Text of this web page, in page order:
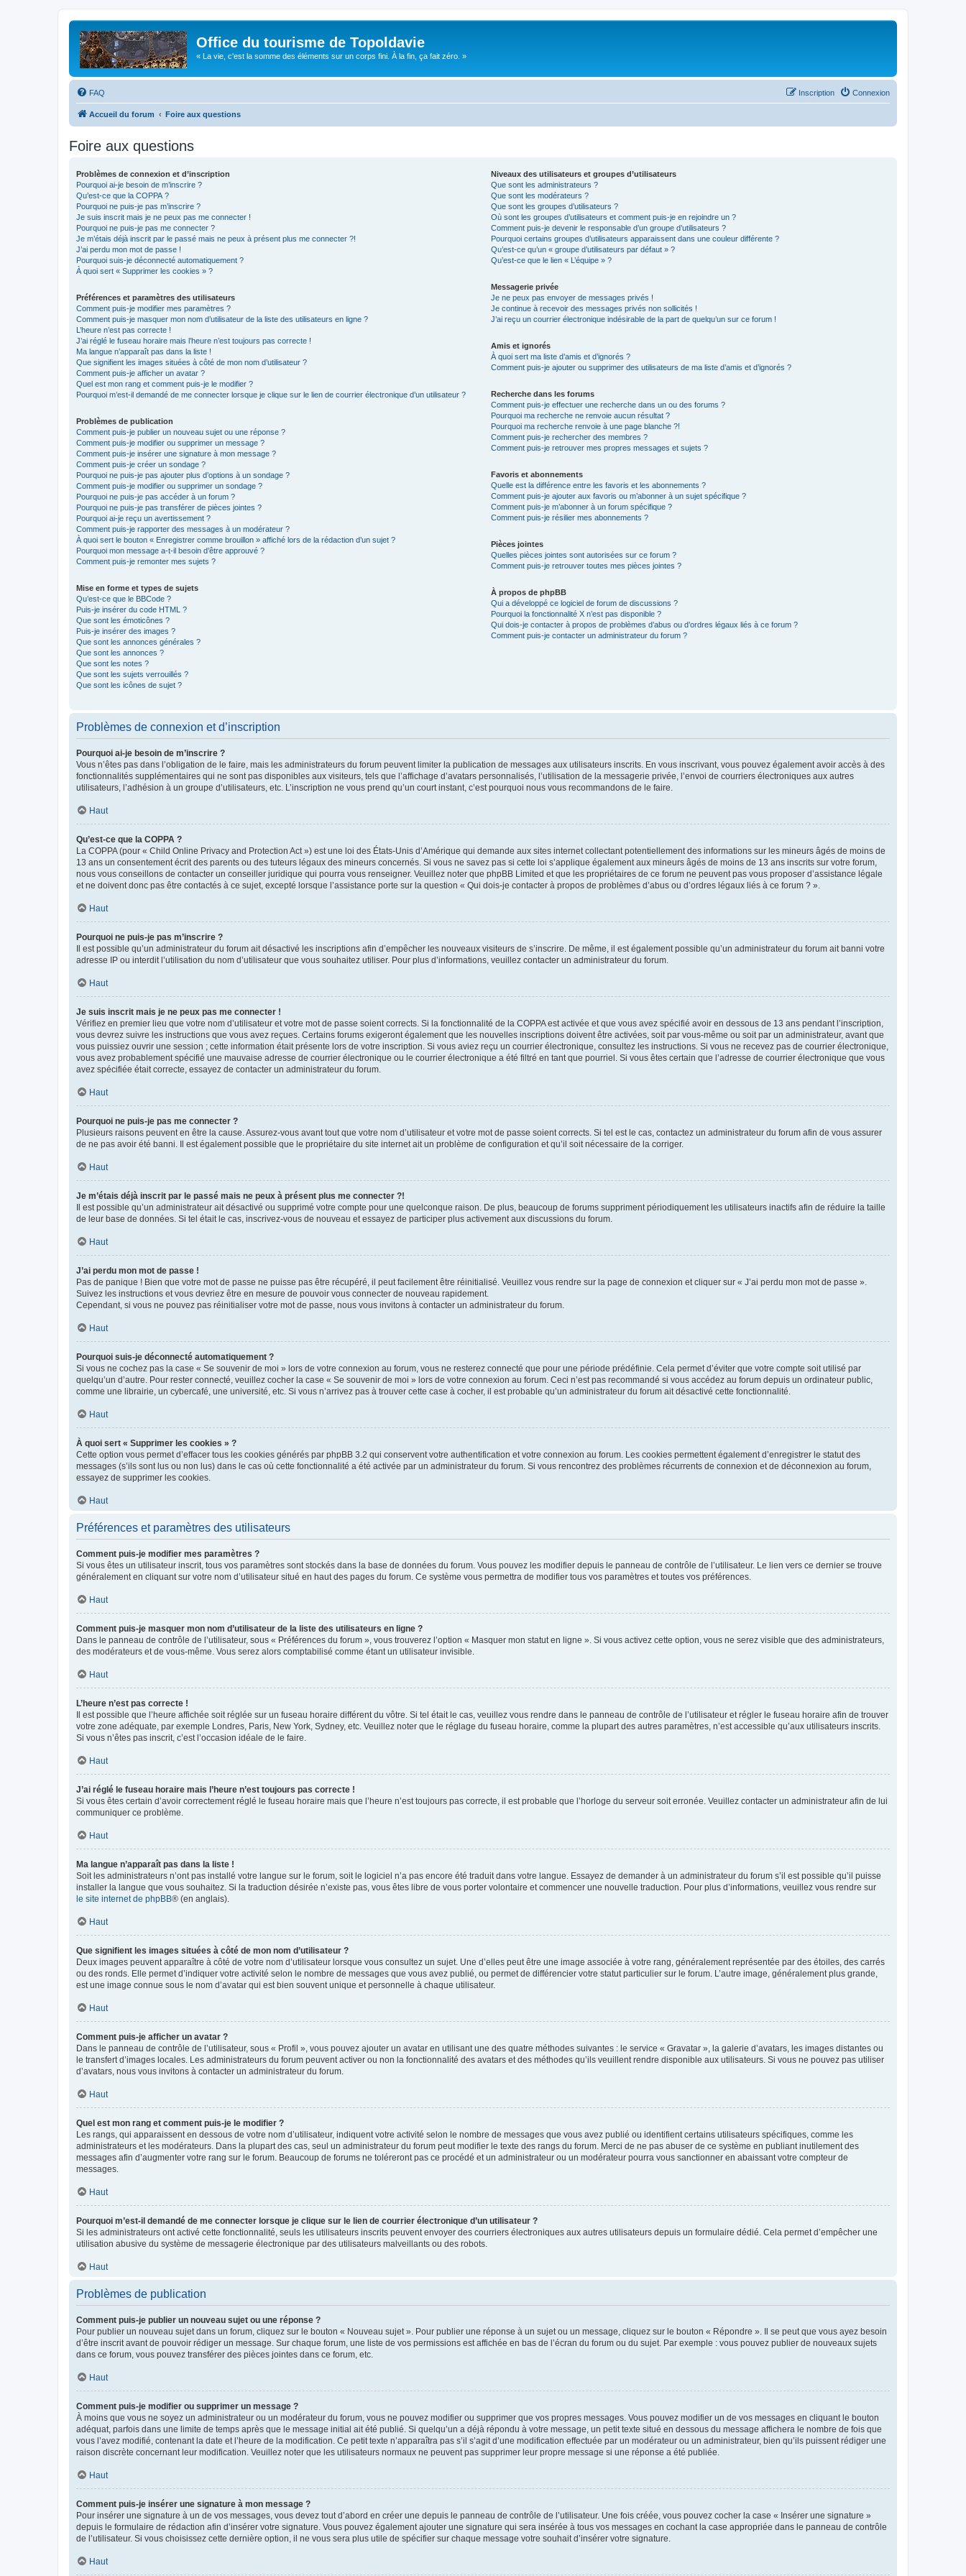
Office du tourisme de Topoldavie
« La vie, c'est la somme des éléments sur un corps fini. À la fin, ça fait zéro. »
FAQ Connexion
Inscription
Accueil du forum Foire aux questions
Foire aux questions
Problèmes de connexion et d’inscription
Pourquoi ai-je besoin de m’inscrire ?
Qu’est-ce que la COPPA ?
Pourquoi ne puis-je pas m’inscrire ?
Je suis inscrit mais je ne peux pas me connecter !
Pourquoi ne puis-je pas me connecter ?
Je m’étais déjà inscrit par le passé mais ne peux à présent plus me connecter ?!
J’ai perdu mon mot de passe !
Pourquoi suis-je déconnecté automatiquement ?
À quoi sert « Supprimer les cookies » ?
Préférences et paramètres des utilisateurs
Comment puis-je modifier mes paramètres ?
Comment puis-je masquer mon nom d’utilisateur de la liste des utilisateurs en ligne ?
L’heure n’est pas correcte !
J’ai réglé le fuseau horaire mais l’heure n’est toujours pas correcte !
Ma langue n’apparaît pas dans la liste !
Que signifient les images situées à côté de mon nom d’utilisateur ?
Comment puis-je afficher un avatar ?
Quel est mon rang et comment puis-je le modifier ?
Pourquoi m’est-il demandé de me connecter lorsque je clique sur le lien de courrier électronique d’un utilisateur ?
Problèmes de publication
Comment puis-je publier un nouveau sujet ou une réponse ?
Comment puis-je modifier ou supprimer un message ?
Comment puis-je insérer une signature à mon message ?
Comment puis-je créer un sondage ?
Pourquoi ne puis-je pas ajouter plus d’options à un sondage ?
Comment puis-je modifier ou supprimer un sondage ?
Pourquoi ne puis-je pas accéder à un forum ?
Pourquoi ne puis-je pas transférer de pièces jointes ?
Pourquoi ai-je reçu un avertissement ?
Comment puis-je rapporter des messages à un modérateur ?
À quoi sert le bouton « Enregistrer comme brouillon » affiché lors de la rédaction d’un sujet ?
Pourquoi mon message a-t-il besoin d’être approuvé ?
Comment puis-je remonter mes sujets ?
Mise en forme et types de sujets
Qu’est-ce que le BBCode ?
Puis-je insérer du code HTML ?
Que sont les émoticônes ?
Puis-je insérer des images ?
Que sont les annonces générales ?
Que sont les annonces ?
Que sont les notes ?
Que sont les sujets verrouillés ?
Que sont les icônes de sujet ?
Niveaux des utilisateurs et groupes d’utilisateurs
Que sont les administrateurs ?
Que sont les modérateurs ?
Que sont les groupes d’utilisateurs ?
Où sont les groupes d’utilisateurs et comment puis-je en rejoindre un ?
Comment puis-je devenir le responsable d’un groupe d’utilisateurs ?
Pourquoi certains groupes d’utilisateurs apparaissent dans une couleur différente ?
Qu’est-ce qu’un « groupe d’utilisateurs par défaut » ?
Qu’est-ce que le lien « L’équipe » ?
Messagerie privée
Je ne peux pas envoyer de messages privés !
Je continue à recevoir des messages privés non sollicités !
J’ai reçu un courrier électronique indésirable de la part de quelqu’un sur ce forum !
Amis et ignorés
À quoi sert ma liste d’amis et d’ignorés ?
Comment puis-je ajouter ou supprimer des utilisateurs de ma liste d’amis et d’ignorés ?
Recherche dans les forums
Comment puis-je effectuer une recherche dans un ou des forums ?
Pourquoi ma recherche ne renvoie aucun résultat ?
Pourquoi ma recherche renvoie à une page blanche ?!
Comment puis-je rechercher des membres ?
Comment puis-je retrouver mes propres messages et sujets ?
Favoris et abonnements
Quelle est la différence entre les favoris et les abonnements ?
Comment puis-je ajouter aux favoris ou m’abonner à un sujet spécifique ?
Comment puis-je m’abonner à un forum spécifique ?
Comment puis-je résilier mes abonnements ?
Pièces jointes
Quelles pièces jointes sont autorisées sur ce forum ?
Comment puis-je retrouver toutes mes pièces jointes ?
À propos de phpBB
Qui a développé ce logiciel de forum de discussions ?
Pourquoi la fonctionnalité X n’est pas disponible ?
Qui dois-je contacter à propos de problèmes d’abus ou d’ordres légaux liés à ce forum ?
Comment puis-je contacter un administrateur du forum ?
Problèmes de connexion et d’inscription
Pourquoi ai-je besoin de m’inscrire ?
Vous n’êtes pas dans l’obligation de le faire, mais les administrateurs du forum peuvent limiter la publication de messages aux utilisateurs inscrits. En vous inscrivant, vous pouvez également avoir accès à des
fonctionnalités supplémentaires qui ne sont pas disponibles aux visiteurs, tels que l’affichage d’avatars personnalisés, l’utilisation de la messagerie privée, l’envoi de courriers électroniques aux autres
utilisateurs, l’adhésion à un groupe d’utilisateurs, etc. L’inscription ne vous prend qu’un court instant, c’est pourquoi nous vous recommandons de le faire.
Haut
Qu’est-ce que la COPPA ?
La COPPA (pour « Child Online Privacy and Protection Act ») est une loi des États-Unis d’Amérique qui demande aux sites internet collectant potentiellement des informations sur les mineurs âgés de moins de
13 ans un consentement écrit des parents ou des tuteurs légaux des mineurs concernés. Si vous ne savez pas si cette loi s’applique également aux mineurs âgés de moins de 13 ans inscrits sur votre forum,
nous vous conseillons de contacter un conseiller juridique qui pourra vous renseigner. Veuillez noter que phpBB Limited et que les propriétaires de ce forum ne peuvent pas vous proposer d’assistance légale
et ne doivent donc pas être contactés à ce sujet, excepté lorsque l’assistance porte sur la question « Qui dois-je contacter à propos de problèmes d’abus ou d’ordres légaux liés à ce forum ? ».
Haut
Pourquoi ne puis-je pas m’inscrire ?
Il est possible qu’un administrateur du forum ait désactivé les inscriptions afin d’empêcher les nouveaux visiteurs de s’inscrire. De même, il est également possible qu’un administrateur du forum ait banni votre
adresse IP ou interdit l’utilisation du nom d’utilisateur que vous souhaitez utiliser. Pour plus d’informations, veuillez contacter un administrateur du forum.
Haut
Je suis inscrit mais je ne peux pas me connecter !
Vérifiez en premier lieu que votre nom d’utilisateur et votre mot de passe soient corrects. Si la fonctionnalité de la COPPA est activée et que vous avez spécifié avoir en dessous de 13 ans pendant l’inscription,
vous devrez suivre les instructions que vous avez reçues. Certains forums exigeront également que les nouvelles inscriptions doivent être activées, soit par vous-même ou soit par un administrateur, avant que
vous puissiez ouvrir une session ; cette information était présente lors de votre inscription. Si vous aviez reçu un courrier électronique, consultez les instructions. Si vous ne recevez pas de courrier électronique,
vous avez probablement spécifié une mauvaise adresse de courrier électronique ou le courrier électronique a été filtré en tant que pourriel. Si vous êtes certain que l’adresse de courrier électronique que vous
avez spécifiée était correcte, essayez de contacter un administrateur du forum.
Haut
Pourquoi ne puis-je pas me connecter ?
Plusieurs raisons peuvent en être la cause. Assurez-vous avant tout que votre nom d’utilisateur et votre mot de passe soient corrects. Si tel est le cas, contactez un administrateur du forum afin de vous assurer
de ne pas avoir été banni. Il est également possible que le propriétaire du site internet ait un problème de configuration et qu’il soit nécessaire de la corriger.
Haut
Je m’étais déjà inscrit par le passé mais ne peux à présent plus me connecter ?!
Il est possible qu’un administrateur ait désactivé ou supprimé votre compte pour une quelconque raison. De plus, beaucoup de forums suppriment périodiquement les utilisateurs inactifs afin de réduire la taille
de leur base de données. Si tel était le cas, inscrivez-vous de nouveau et essayez de participer plus activement aux discussions du forum.
Haut
J’ai perdu mon mot de passe !
Pas de panique ! Bien que votre mot de passe ne puisse pas être récupéré, il peut facilement être réinitialisé. Veuillez vous rendre sur la page de connexion et cliquer sur « J’ai perdu mon mot de passe ».
Suivez les instructions et vous devriez être en mesure de pouvoir vous connecter de nouveau rapidement.
Cependant, si vous ne pouvez pas réinitialiser votre mot de passe, nous vous invitons à contacter un administrateur du forum.
Haut
Pourquoi suis-je déconnecté automatiquement ?
Si vous ne cochez pas la case « Se souvenir de moi » lors de votre connexion au forum, vous ne resterez connecté que pour une période prédéfinie. Cela permet d’éviter que votre compte soit utilisé par
quelqu’un d’autre. Pour rester connecté, veuillez cocher la case « Se souvenir de moi » lors de votre connexion au forum. Ceci n’est pas recommandé si vous accédez au forum depuis un ordinateur public,
comme une librairie, un cybercafé, une université, etc. Si vous n’arrivez pas à trouver cette case à cocher, il est probable qu’un administrateur du forum ait désactivé cette fonctionnalité.
Haut
À quoi sert « Supprimer les cookies » ?
Cette option vous permet d’effacer tous les cookies générés par phpBB 3.2 qui conservent votre authentification et votre connexion au forum. Les cookies permettent également d’enregistrer le statut des
messages (s’ils sont lus ou non lus) dans le cas où cette fonctionnalité a été activée par un administrateur du forum. Si vous rencontrez des problèmes récurrents de connexion et de déconnexion au forum,
essayez de supprimer les cookies.
Haut
Préférences et paramètres des utilisateurs
Comment puis-je modifier mes paramètres ?
Si vous êtes un utilisateur inscrit, tous vos paramètres sont stockés dans la base de données du forum. Vous pouvez les modifier depuis le panneau de contrôle de l’utilisateur. Le lien vers ce dernier se trouve
généralement en cliquant sur votre nom d’utilisateur situé en haut des pages du forum. Ce système vous permettra de modifier tous vos paramètres et toutes vos préférences.
Haut
Comment puis-je masquer mon nom d’utilisateur de la liste des utilisateurs en ligne ?
Dans le panneau de contrôle de l’utilisateur, sous « Préférences du forum », vous trouverez l’option « Masquer mon statut en ligne ». Si vous activez cette option, vous ne serez visible que des administrateurs,
des modérateurs et de vous-même. Vous serez alors comptabilisé comme étant un utilisateur invisible.
Haut
L’heure n’est pas correcte !
Il est possible que l’heure affichée soit réglée sur un fuseau horaire différent du vôtre. Si tel était le cas, veuillez vous rendre dans le panneau de contrôle de l’utilisateur et régler le fuseau horaire afin de trouver
votre zone adéquate, par exemple Londres, Paris, New York, Sydney, etc. Veuillez noter que le réglage du fuseau horaire, comme la plupart des autres paramètres, n’est accessible qu’aux utilisateurs inscrits.
Si vous n’êtes pas inscrit, c’est l’occasion idéale de le faire.
Haut
J’ai réglé le fuseau horaire mais l’heure n’est toujours pas correcte !
Si vous êtes certain d’avoir correctement réglé le fuseau horaire mais que l’heure n’est toujours pas correcte, il est probable que l’horloge du serveur soit erronée. Veuillez contacter un administrateur afin de lui
communiquer ce problème.
Haut
Ma langue n’apparaît pas dans la liste !
Soit les administrateurs n’ont pas installé votre langue sur le forum, soit le logiciel n’a pas encore été traduit dans votre langue. Essayez de demander à un administrateur du forum s’il est possible qu’il puisse
installer la langue que vous souhaitez. Si la traduction désirée n’existe pas, vous êtes libre de vous porter volontaire et commencer une nouvelle traduction. Pour plus d’informations, veuillez vous rendre sur
le site internet de phpBB® (en anglais).
Haut
Que signifient les images situées à côté de mon nom d’utilisateur ?
Deux images peuvent apparaître à côté de votre nom d’utilisateur lorsque vous consultez un sujet. Une d’elles peut être une image associée à votre rang, généralement représentée par des étoiles, des carrés
ou des ronds. Elle permet d’indiquer votre activité selon le nombre de messages que vous avez publié, ou permet de différencier votre statut particulier sur le forum. L’autre image, généralement plus grande,
est une image connue sous le nom d’avatar qui est bien souvent unique et personnelle à chaque utilisateur.
Haut
Comment puis-je afficher un avatar ?
Dans le panneau de contrôle de l’utilisateur, sous « Profil », vous pouvez ajouter un avatar en utilisant une des quatre méthodes suivantes : le service « Gravatar », la galerie d’avatars, les images distantes ou
le transfert d’images locales. Les administrateurs du forum peuvent activer ou non la fonctionnalité des avatars et des méthodes qu’ils veuillent rendre disponible aux utilisateurs. Si vous ne pouvez pas utiliser
d’avatars, nous vous invitons à contacter un administrateur du forum.
Haut
Quel est mon rang et comment puis-je le modifier ?
Les rangs, qui apparaissent en dessous de votre nom d’utilisateur, indiquent votre activité selon le nombre de messages que vous avez publié ou identifient certains utilisateurs spécifiques, comme les
administrateurs et les modérateurs. Dans la plupart des cas, seul un administrateur du forum peut modifier le texte des rangs du forum. Merci de ne pas abuser de ce système en publiant inutilement des
messages afin d’augmenter votre rang sur le forum. Beaucoup de forums ne toléreront pas ce procédé et un administrateur ou un modérateur pourra vous sanctionner en abaissant votre compteur de
messages.
Haut
Pourquoi m’est-il demandé de me connecter lorsque je clique sur le lien de courrier électronique d’un utilisateur ?
Si les administrateurs ont activé cette fonctionnalité, seuls les utilisateurs inscrits peuvent envoyer des courriers électroniques aux autres utilisateurs depuis un formulaire dédié. Cela permet d’empêcher une
utilisation abusive du système de messagerie électronique par des utilisateurs malveillants ou des robots.
Haut
Problèmes de publication
Comment puis-je publier un nouveau sujet ou une réponse ?
Pour publier un nouveau sujet dans un forum, cliquez sur le bouton « Nouveau sujet ». Pour publier une réponse à un sujet ou un message, cliquez sur le bouton « Répondre ». Il se peut que vous ayez besoin
d’être inscrit avant de pouvoir rédiger un message. Sur chaque forum, une liste de vos permissions est affichée en bas de l’écran du forum ou du sujet. Par exemple : vous pouvez publier de nouveaux sujets
dans ce forum, vous pouvez transférer des pièces jointes dans ce forum, etc.
Haut
Comment puis-je modifier ou supprimer un message ?
À moins que vous ne soyez un administrateur ou un modérateur du forum, vous ne pouvez modifier ou supprimer que vos propres messages. Vous pouvez modifier un de vos messages en cliquant le bouton
adéquat, parfois dans une limite de temps après que le message initial ait été publié. Si quelqu’un a déjà répondu à votre message, un petit texte situé en dessous du message affichera le nombre de fois que
vous l’avez modifié, contenant la date et l’heure de la modification. Ce petit texte n’apparaîtra pas s’il s’agit d’une modification effectuée par un modérateur ou un administrateur, bien qu’ils puissent rédiger une
raison discrète concernant leur modification. Veuillez noter que les utilisateurs normaux ne peuvent pas supprimer leur propre message si une réponse a été publiée.
Haut
Comment puis-je insérer une signature à mon message ?
Pour insérer une signature à un de vos messages, vous devez tout d’abord en créer une depuis le panneau de contrôle de l’utilisateur. Une fois créée, vous pouvez cocher la case « Insérer une signature »
depuis le formulaire de rédaction afin d’insérer votre signature. Vous pouvez également ajouter une signature qui sera insérée à tous vos messages en cochant la case appropriée dans le panneau de contrôle
de l’utilisateur. Si vous choisissez cette dernière option, il ne vous sera plus utile de spécifier sur chaque message votre souhait d’insérer votre signature.
Haut